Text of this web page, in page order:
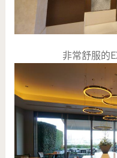
非常舒服的